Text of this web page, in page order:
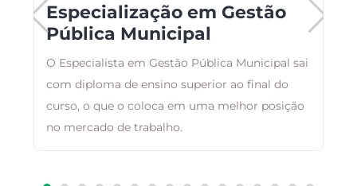
Especialização em Gestão
Pública Municipal
O Especialista em Gestão Pública Municipal sai
com diploma de ensino superior ao final do
curso, o que o coloca em uma melhor posição
no mercado de trabalho.